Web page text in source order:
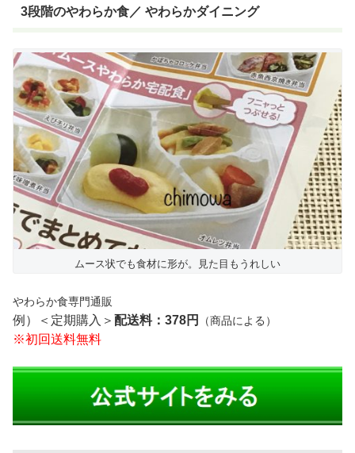
3段階のやわらか食／ やわらかダイニング
ムース状でも食材に形が。見た目もうれしい
やわらか食専門通販
例）＜定期購入＞ 配送料：378円 （商品による）
※初回送料無料